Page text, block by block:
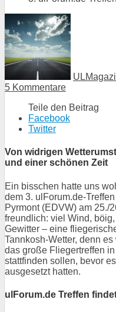
5 Kommentare
Teile den Beitrag
Facebook
Twitter
Von widrigen
und einer schönen Zeit
Ein bisschen hatte uns
dem 3. ulForum.de-
Pyrmont (EDVW) am 25./
freundlich: viel Wind,
Gewitter – eine
Tannkosh-Wetter, denn
das große Fliegertreffen
stattfinden sollen, bevor
ausgesetzt hatten.
ulForum.de Treffen